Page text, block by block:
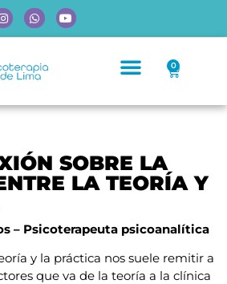
0
SOBRE LA
LA TEORÍA Y
– Psicoterapeuta psicoanalítica
y la práctica nos suele remitir a
que va de la teoría a la clínica